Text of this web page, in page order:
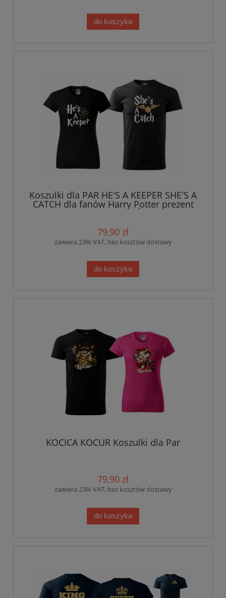
do koszyka
Koszulki dla PAR HE'S A KEEPER SHE'S A
CATCH dla fanów Harry Potter prezent
na Walentynki, Ślub
79,90 zł
zawiera 23% VAT, bez kosztów dostawy
do koszyka
KOCICA KOCUR Koszulki dla Par
79,90 zł
zawiera 23% VAT, bez kosztów dostawy
do koszyka